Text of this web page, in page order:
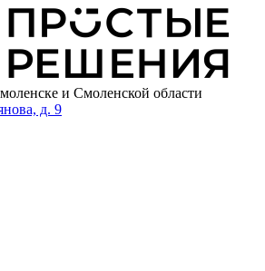
и Смоленской области
д. 9